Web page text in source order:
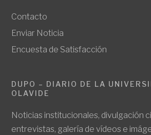
Contacto
Enviar Noticia
Encuesta de Satisfacción
DUPO – DIARIO DE LA
OLAVIDE
Noticias institucionales, divulgación
entrevistas, galería de vídeos e